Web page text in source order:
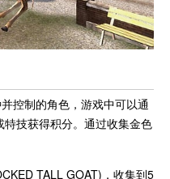
控制的角色，游戏中可以通
技获得积分。通过收集金色
TALL GOAT)，收集到5